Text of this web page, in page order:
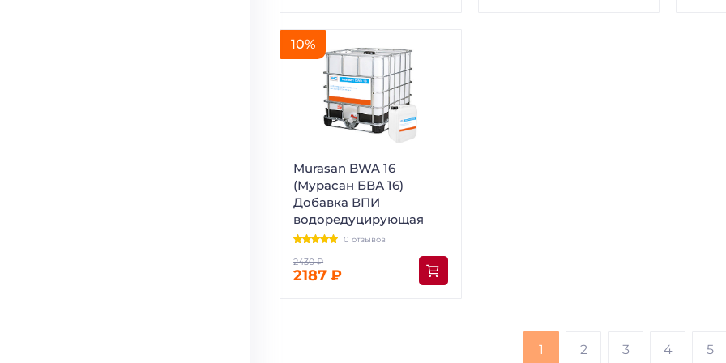
10%
Murasan BWA 16
(Мурасан БВА 16)
Добавка ВПИ
водоредуцирующая
0 отзывов
2187 ₽
1 2 3 4 5